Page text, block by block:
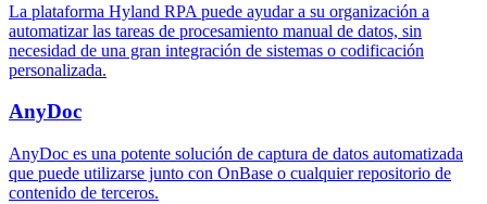
La plataforma Hyland RPA puede ayudar a su organización a
automatizar las tareas de procesamiento manual de datos, sin
necesidad de una gran integración de sistemas o codificación
personalizada.
AnyDoc
AnyDoc es una potente solución de captura de datos automatizada
que puede utilizarse junto con OnBase o cualquier repositorio de
contenido de terceros.